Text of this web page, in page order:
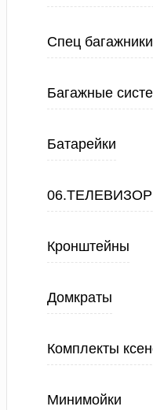
Спец багажники
Багажные
Батарейки
Кронштейны
Домкраты
Комплекты
Минимойки